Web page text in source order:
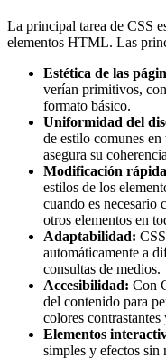
La principal tarea de CSS
elementos HTML. Las
Estética de las
verían primitivos,
formato básico.
Uniformidad del
de estilo comunes
asegura su
Modificación
estilos de los
cuando es necesario
otros elementos en
Adaptabilidad:
automáticamente a
consultas de medios.
Accesibilidad: Con
del contenido para
colores
Elementos
simples y efectos sin